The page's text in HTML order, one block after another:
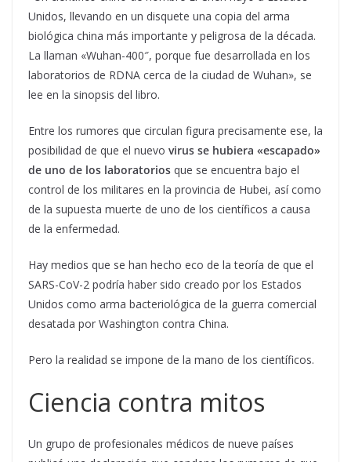
Unidos, llevando en un disquete una copia del arma
biológica china más importante y peligrosa de la década.
La llaman «Wuhan-400″, porque fue desarrollada en los
laboratorios de RDNA cerca de la ciudad de Wuhan», se
lee en la sinopsis del libro.
Entre los rumores que circulan figura precisamente ese, la
posibilidad de que el nuevo virus se hubiera «escapado»
de uno de los laboratorios que se encuentra bajo el
control de los militares en la provincia de Hubei, así como
de la supuesta muerte de uno de los científicos a causa
de la enfermedad.
Hay medios que se han hecho eco de la teoría de que el
SARS-CoV-2 podría haber sido creado por los Estados
Unidos como arma bacteriológica de la guerra comercial
desatada por Washington contra China.
Pero la realidad se impone de la mano de los científicos.
Ciencia contra mitos
Un grupo de profesionales médicos de nueve países